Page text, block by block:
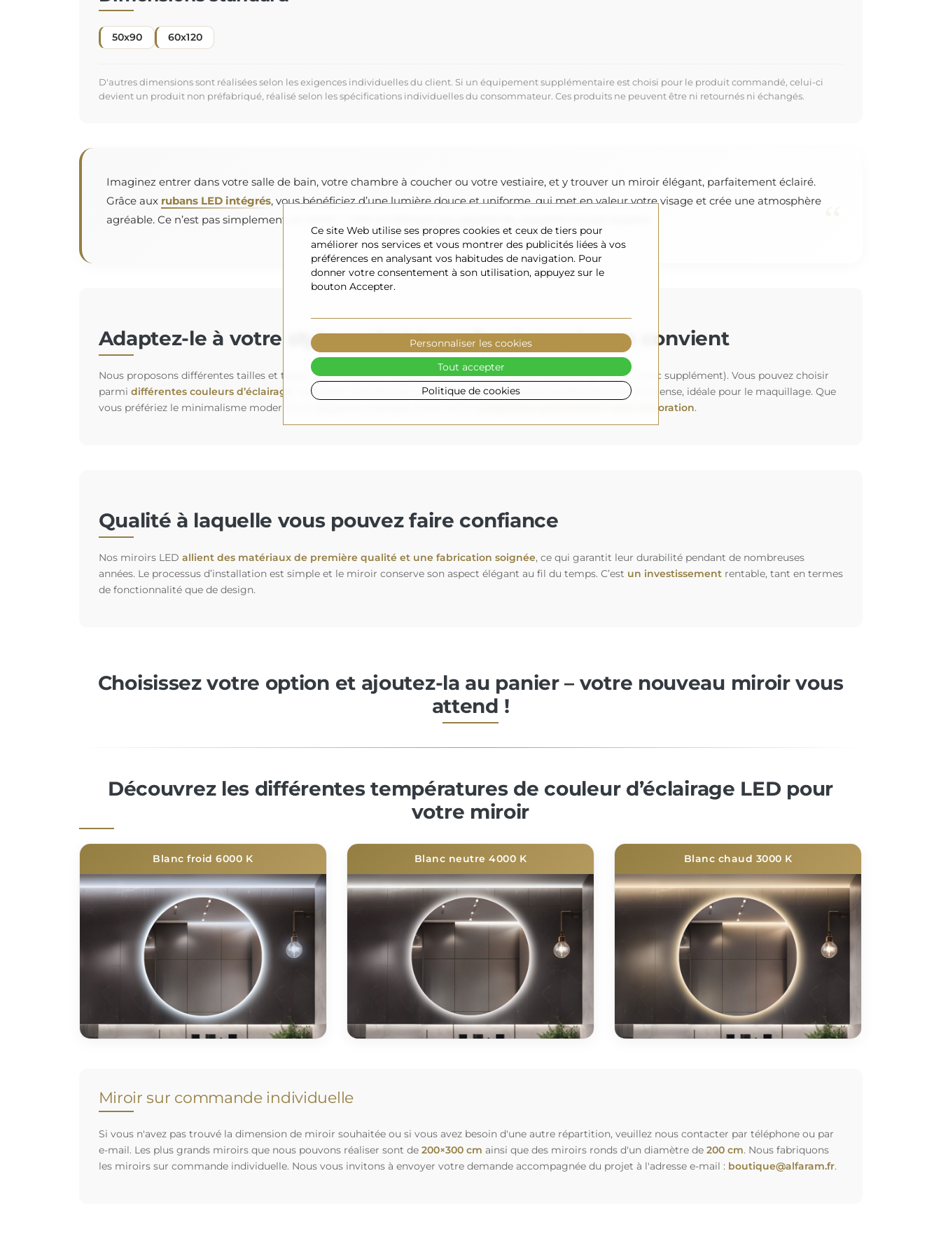
50x90 60x120
D'autres dimensions sont réalisées selon les exigences individuelles du client. Si un équipement supplémentaire est choisi pour le produit commandé, celui-ci
devient un produit non préfabriqué, réalisé selon les spécifications individuelles du consommateur. Ces produits ne peuvent être ni retournés ni échangés.
Imaginez entrer dans votre salle de bain, votre chambre à coucher ou votre vestiaire, et y trouver un miroir élégant, parfaitement éclairé.
Grâce aux rubans LED intégrés, vous bénéficiez d’une lumière douce et uniforme, qui met en valeur votre visage et crée une atmosphère
agréable. Ce n’est pas simplement un miroir – c’est un élément qui apporte du caractère à toute la pièce.
Adaptez-le à votre style — choisissez l’option qui vous convient
Nous proposons différentes tailles et types de miroirs pour s’adapter parfaitement à votre intérieur (en option avec supplément). Vous pouvez choisir
parmi différentes couleurs d’éclairage
: une lueur chaude pour une ambiance cosy ou une lumière plus vive et intense, idéale pour le maquillage. Que
vous préfériez le minimalisme moderne ou l’élégance classique, notre miroir
complétera parfaitement votre décoration.
Qualité à laquelle vous pouvez faire confiance
Nos miroirs LED allient des matériaux de première qualité et une fabrication soignée, ce qui garantit leur durabilité pendant de nombreuses
années. Le processus d’installation est simple et le miroir conserve son aspect élégant au fil du temps. C’est un investissementrentable, tant en termes
de fonctionnalité que de design.
Choisissez votre option et ajoutez-la au panier – votre nouveau miroir vous
attend !
Découvrez les différentes températures de couleur d’éclairage LED pour
votre miroir
Blanc froid 6000 K Blanc neutre 4000 K Blanc chaud 3000 K
Miroir sur commande individuelle
Si vous n'avez pas trouvé la dimension de miroir souhaitée ou si vous avez besoin d'une autre répartition, veuillez nous contacter par téléphone ou par
e-mail. Les plus grands miroirs que nous pouvons réaliser sont de 200×300 cm ainsi que des miroirs ronds d'un diamètre de 200 cm. Nous fabriquons
les miroirs sur commande individuelle. Nous vous invitons à envoyer votre demande accompagnée du projet à l'adresse e-mail : boutique@alfaram.fr.
Ce site Web utilise ses propres cookies et ceux de tiers pour
améliorer nos services et vous montrer des publicités liées à vos
préférences en analysant vos habitudes de navigation. Pour
donner votre consentement à son utilisation, appuyez sur le
bouton Accepter.
Politique de cookies
Personnaliser les cookies
Tout accepter